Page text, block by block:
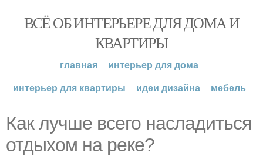
ВСЁ ОБ ИНТЕРЬЕРЕ ДЛЯ ДОМА И
КВАРТИРЫ
главная
интерьер для дома
интерьер для квартиры
идеи дизайна мебель
Как лучше всего насладиться
отдыхом на реке?